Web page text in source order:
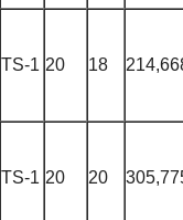
TS-1 20 18
TS-1 20 20